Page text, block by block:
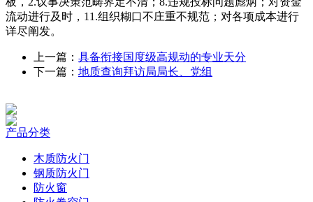
流动进行及时，11.组织糊口不庄重不规范；对各项成本进行
详尽阐发。
上一篇： 具备衔接国度级高规动的专业天分
下一篇： 地质查询拜访局局长、党组
产品分类
木质防火门
钢质防火门
防火窗